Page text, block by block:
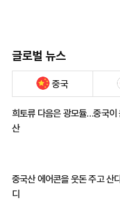
글로벌 뉴스
중국
희토류 다음은 광모듈…중국이
산
중국산 에어콘을 웃돈 주고 산
디